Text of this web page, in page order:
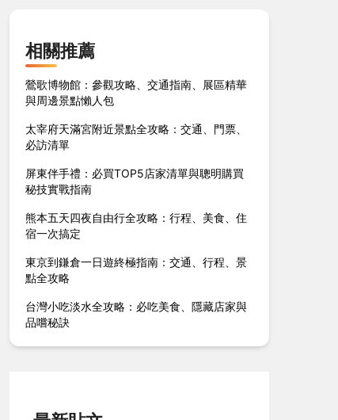
相關推薦
鶯歌博物館：參觀攻略、交通指南、展區精華
與周邊景點懶人包
太宰府天滿宮附近景點全攻略：交通、門票、
必訪清單
屏東伴手禮：必買TOP5店家清單與聰明購買
秘技實戰指南
熊本五天四夜自由行全攻略：行程、美食、住
宿一次搞定
東京到鎌倉一日遊終極指南：交通、行程、景
點全攻略
台灣小吃淡水全攻略：必吃美食、隱藏店家與
品嚐秘訣